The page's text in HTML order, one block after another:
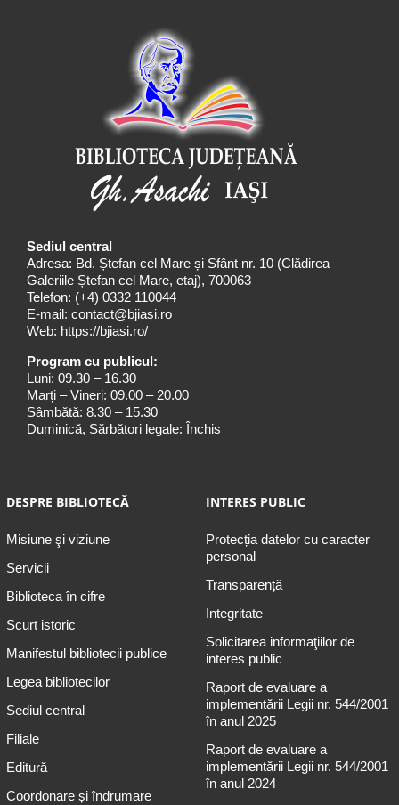
Sediul central
Adresa: Bd. Ștefan cel Mare și Sfânt nr. 10 (Clădirea
Galeriile Ștefan cel Mare, etaj), 700063
Telefon: (+4) 0332 110044
E-mail: contact@bjiasi.ro
Web: https://bjiasi.ro/
Program cu publicul:
Luni: 09.30 – 16.30
Marți – Vineri: 09.00 – 20.00
Sâmbătă: 8.30 – 15.30
Duminică, Sărbători legale: Închis
DESPRE BIBLIOTECĂ
Misiune şi viziune
Servicii
Biblioteca în cifre
Scurt istoric
Manifestul bibliotecii publice
Legea bibliotecilor
Sediul central
Filiale
Editură
Coordonare și îndrumare
INTERES PUBLIC
Protecția datelor cu caracter
personal
Transparență
Integritate
Solicitarea informaţiilor de
interes public
Raport de evaluare a
implementării Legii nr. 544/2001
în anul 2025
Raport de evaluare a
implementării Legii nr. 544/2001
în anul 2024